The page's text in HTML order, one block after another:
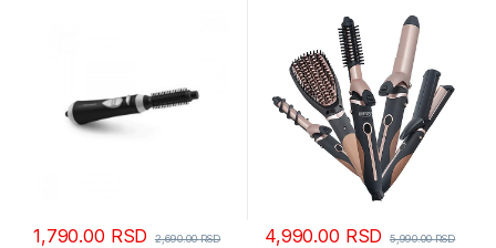
1,790.00 RSD 2,690.00RSD 4,990.00 RSD 5,990.00RSD